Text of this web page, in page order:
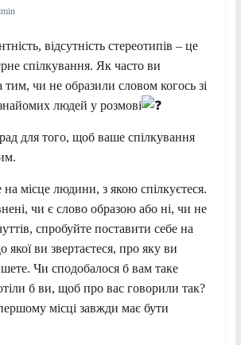
відсутність стереотипів – це
спілкування. Як часто ви
тим, чи не образили словом когось зі
людей у розмові
для того, щоб ваше спілкування
на місце людини, з якою спілкуєтеся.
чи є слово образою або ні, чи не
спробуйте поставити себе на
якої ви звертаєтеся, про яку ви
Чи сподобалося б вам таке
б ви, щоб про вас говорили так?
місці завжди має бути